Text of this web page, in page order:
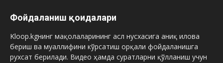
Фойдаланиш қоидалари
Kloop.kgнинг мақолаларининг асл нусхасига аниқ илова
бериш ва муаллифини кўрсатиш орқали фойдаланишга
рухсат берилади. Видео ҳамда суратларни қўлланиш учун